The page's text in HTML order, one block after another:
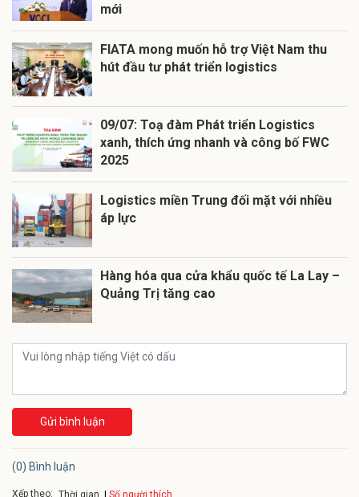
mới
FIATA mong muốn hỗ trợ Việt Nam thu
hút đầu tư phát triển logistics
09/07: Toạ đàm Phát triển Logistics
xanh, thích ứng nhanh và công bố FWC
2025
Logistics miền Trung đối mặt với nhiều
áp lực
Hàng hóa qua cửa khẩu quốc tế La Lay –
Quảng Trị tăng cao
Gửi bình luận
(0) Bình luận
Xếp theo: Thời gian Số người thích